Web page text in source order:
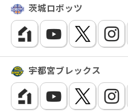
茨城ロボッツ
宇都宮ブレックス